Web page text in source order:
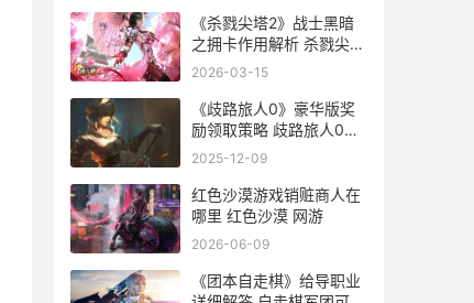
《杀戮尖塔2》战士黑暗
之拥卡作用解析 杀戮尖塔
2下载
2026-03-15
《歧路旅人0》豪华版奖
励领取策略 歧路旅人0开
局选择
2025-12-09
红色沙漠游戏销赃商人在
哪里 红色沙漠 网游
2026-06-09
《团本自走棋》给导职业